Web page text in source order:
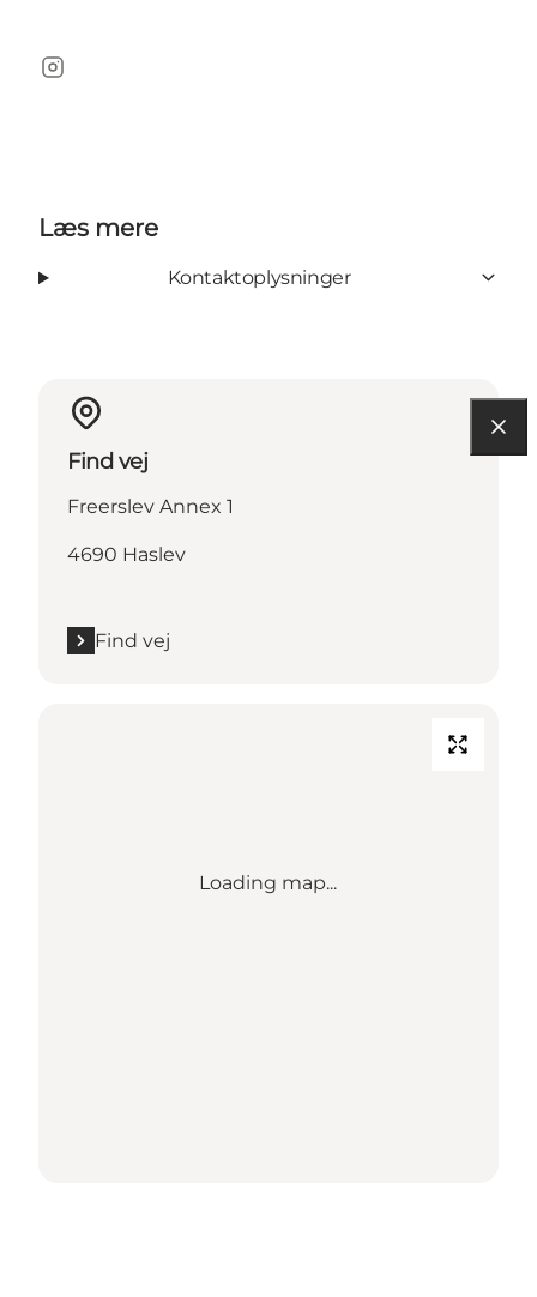
Instagram
Læs mere
Kontaktoplysninger
Find vej
Freerslev Annex 1
4690 Haslev
Find vej
Loading map...